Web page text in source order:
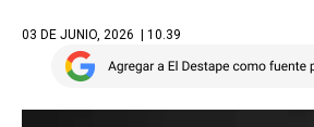
03 DE JUNIO, 2026 | 10.39